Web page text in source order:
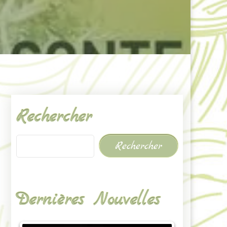
Rechercher
Rechercher
Dernières Nouvelles